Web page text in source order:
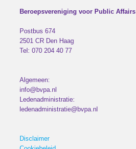
Beroepsvereniging voor Public Affairs
Postbus 674
2501 CR Den Haag
Tel: 070 204 40 77
Algemeen:
info@bvpa.nl
Ledenadministratie:
ledenadministratie@bvpa.nl
Disclaimer